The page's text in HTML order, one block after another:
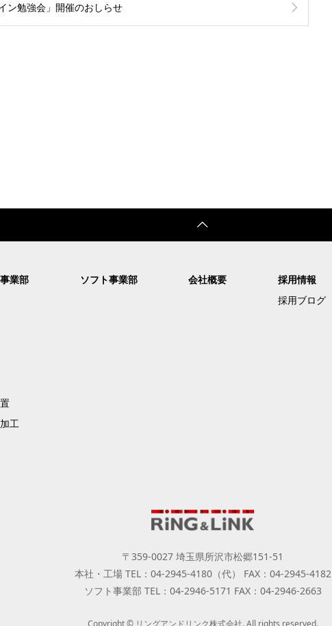
ン勉強会」開催のおしらせ
業部
工
ソフト事業部 会社概要
採用情報
採用ブログ
〒359-0027 埼玉県所沢市松郷151-51
本社・工場 TEL：04-2945-4180（代） FAX：04-2945-4182
ソフト事業部 TEL：04-2946-5171 FAX：04-2946-2663